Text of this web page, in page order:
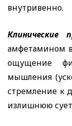
внутривенно.
Клинические
амфетамином
ощущение
мышления
стремление к
излишнюю